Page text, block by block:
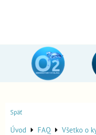
Späť
Úvod FAQ Všetko o